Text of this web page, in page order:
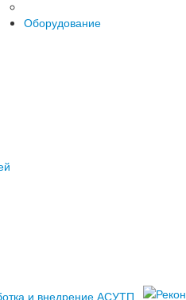
Оборудование